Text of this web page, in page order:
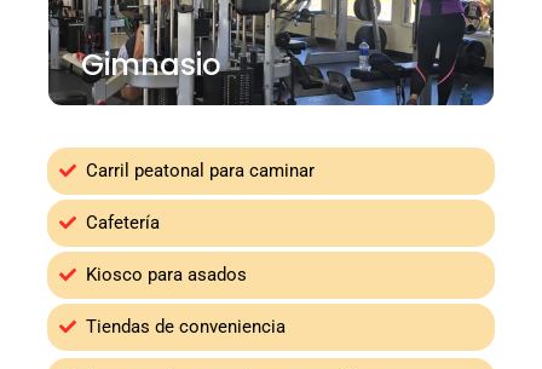
Gimnasio
Carril peatonal para caminar
Cafetería
Kiosco para asados
Tiendas de conveniencia